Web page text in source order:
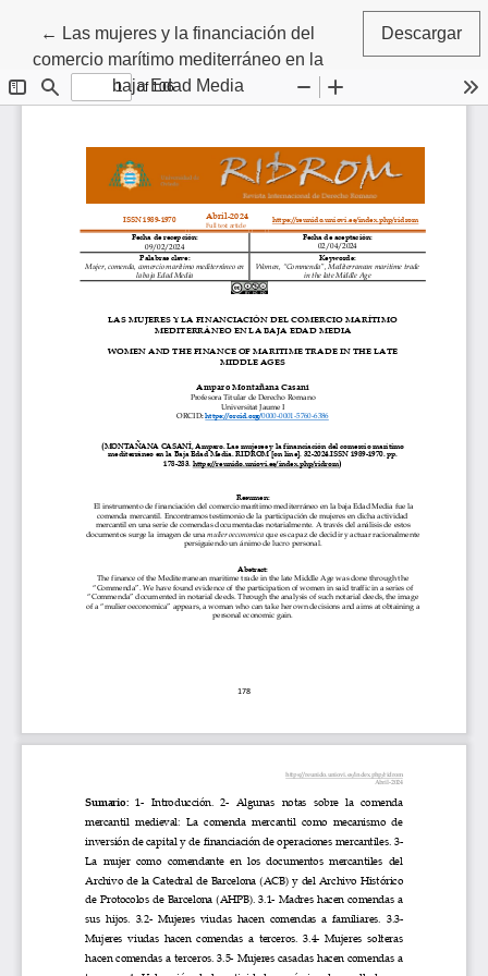
← Volver a los detalles del artículo
Las mujeres y la financiación del
comercio marítimo mediterráneo en la
baja Edad Media
Descargar